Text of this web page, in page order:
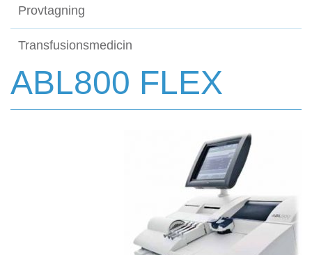
Provtagning
Transfusionsmedicin
ABL800 FLEX